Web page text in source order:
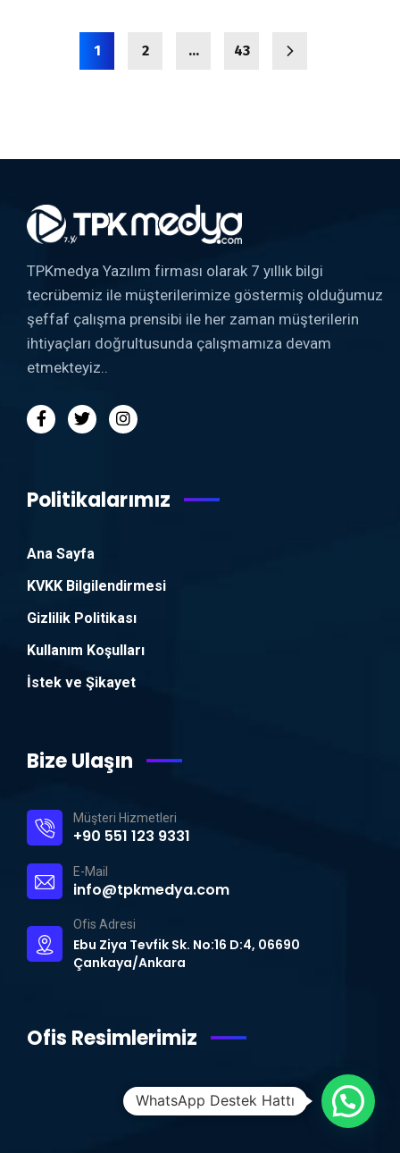
1 2 … 43
TPKmedya Yazılım firması olarak 7 yıllık bilgi
tecrübemiz ile müşterilerimize göstermiş olduğumuz
şeffaf çalışma prensibi ile her zaman müşterilerin
ihtiyaçları doğrultusunda çalışmamıza devam
etmekteyiz..
Politikalarımız
Ana Sayfa
KVKK Bilgilendirmesi
Gizlilik Politikası
Kullanım Koşulları
İstek ve Şikayet
Bize Ulaşın
Müşteri Hizmetleri
+90 551 123 9331
E-Mail
info@tpkmedya.com
Ofis Adresi
Ebu Ziya Tevfik Sk. No:16 D:4, 06690
Çankaya/Ankara
Ofis Resimlerimiz
WhatsApp Destek Hattı